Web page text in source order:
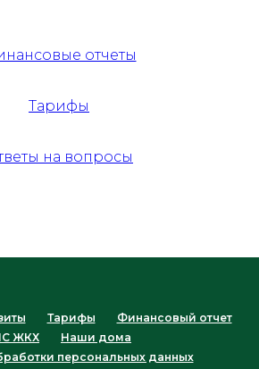
отчеты
Тарифы
на вопросы
Тарифы
Финансовый отчет
ЖКХ
Наши дома
персональных данных